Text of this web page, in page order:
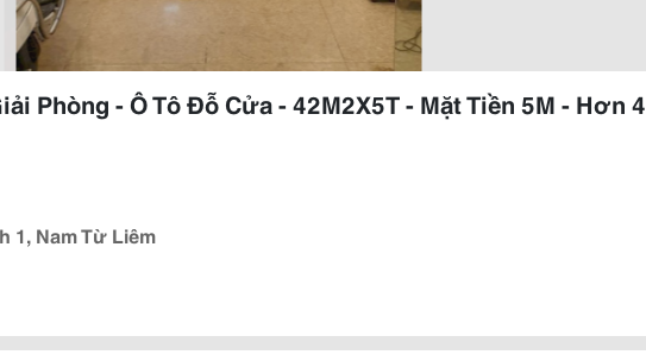
Phòng - Ô Tô Đỗ Cửa - 42M2X5T - Mặt Tiền 5M - Hơn 4
1, Nam Từ Liêm